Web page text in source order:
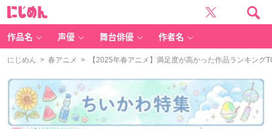
作品名 声優 舞台俳優 作者名
にじめん > 春アニメ > 【2025年春アニメ】満足度が高かった作品ランキング